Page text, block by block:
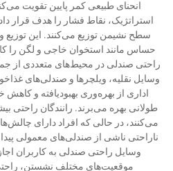
انحنای طبیعی کمر پایین تقویت
استراتژیک، نقاط فشار را هدف قرار
سطح نشیمن توزیع می‌کنند. این توزیع
حساس مانند استخوان خاجی و لگن را
راحتی صندلی در محیط‌های متعددی از
وسایل نقلیه، ویلچرها و صندلی‌های
اداری از بهره‌وری بهبودیافته و
طولانی بهره می‌برند. رانندگان راحتی
می‌کنند، در حالی که افراد دارای
ناراحتی ناشی از صندلی‌های معمولی
وسایل راحتی صندلی به کاربران
موقعیت‌های مختلف نشستن،